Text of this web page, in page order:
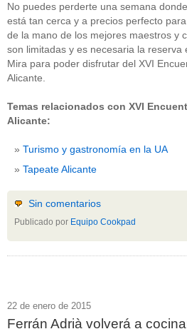
No puedes perderte una semana
está tan cerca y a precios perfecto
de la mano de los mejores maestros y
son limitadas y es necesaria la reserva
Mira para poder disfrutar del XVI
Alicante.
Temas relacionados con XVI
Alicante:
Turismo y gastronomía en la UA
Tapeate Alicante
Sin comentarios
Publicado por Equipo Cookpad
22 de enero de 2015
Ferrán Adrià volverá a